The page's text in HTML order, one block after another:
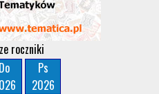
roczniki
Do
Ps
2026